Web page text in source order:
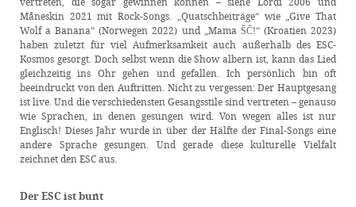
Måneskin 2021 mit Rock-Songs. „Quatschbeiträge“ wie „Give That
Wolf a Banana“ (Norwegen 2022) und „Mama ŠČ!“ (Kroatien 2023)
haben zuletzt für viel Aufmerksamkeit auch außerhalb des ESC-
Kosmos gesorgt. Doch selbst wenn die Show albern ist, kann das Lied
gleichzeitig ins Ohr gehen und gefallen. Ich persönlich bin oft
beeindruckt von den Auftritten. Nicht zu vergessen: Der Hauptgesang
ist live. Und die verschiedensten Gesangsstile sind vertreten – genauso
wie Sprachen, in denen gesungen wird. Von wegen alles ist nur
Englisch! Dieses Jahr wurde in über der Hälfte der Final-Songs eine
andere Sprache gesungen. Und gerade diese kulturelle Vielfalt
zeichnet den ESC aus.
Der ESC ist bunt